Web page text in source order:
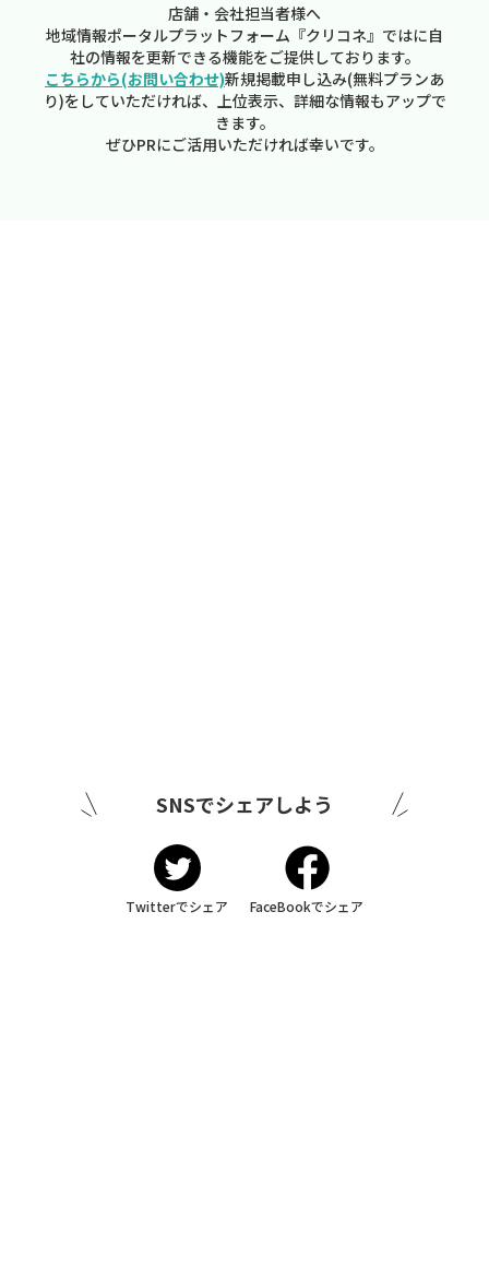
店舗・会社担当者様へ
地域情報ポータルプラットフォーム『クリコネ』ではに自
社の情報を更新できる機能をご提供しております。
こちらから(お問い合わせ)新規掲載申し込み(無料プランあ
り)をしていただければ、上位表示、詳細な情報もアップで
きます。
ぜひPRにご活用いただければ幸いです。
SNSでシェアしよう
Twitterでシェア FaceBookでシェア